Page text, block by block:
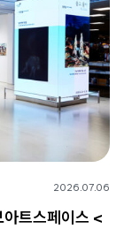
2026.07.06
트스페이스 <